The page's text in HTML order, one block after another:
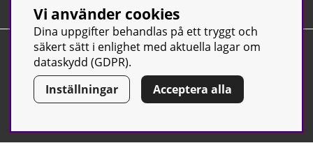
Om oss
Nyhetsbrev
Prenumerera på vårt populära nyhetsbrev. Innehåller
tips, nyheter och våra allra bästa erbjudanden.
OK
Vi använder cookies
Dina uppgifter behandlas på ett tryggt och
säkert sätt i enlighet med aktuella lagar om
dataskydd (GDPR).
Inställningar
Acceptera alla